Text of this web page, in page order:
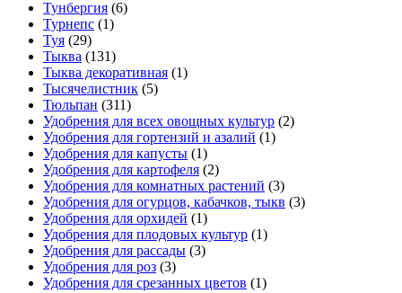
Тунбергия (6)
Турнепс (1)
Туя (29)
Тыква (131)
Тыква декоративная (1)
Тысячелистник (5)
Тюльпан (311)
Удобрения для всех овощных культур (2)
Удобрения для гортензий и азалий (1)
Удобрения для капусты (1)
Удобрения для картофеля (2)
Удобрения для комнатных растений (3)
Удобрения для огурцов, кабачков, тыкв (3)
Удобрения для орхидей (1)
Удобрения для плодовых культур (1)
Удобрения для рассады (3)
Удобрения для роз (3)
Удобрения для срезанных цветов (1)